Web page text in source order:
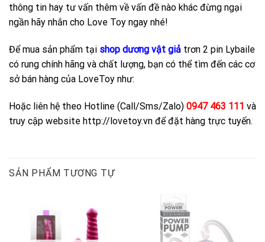
thông tin hay tư vấn thêm về vấn đề nào khác đừng ngại
ngần hãy nhắn cho Love Toy ngay nhé!
Để mua sản phẩm tại shop dương vật giả trơn 2 pin Lybaile
có rung chính hãng và chất lượng, bạn có thể tìm đến các cơ
sở bán hàng của LoveToy như:
Hoặc liên hệ theo Hotline (Call/Sms/Zalo) 0947 463 111 và
truy cập website http://lovetoy.vn để đặt hàng trực tuyến.
SẢN PHẨM TƯƠNG TỰ